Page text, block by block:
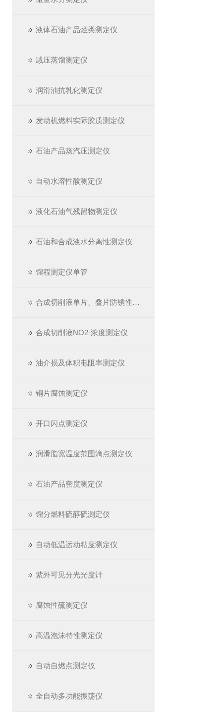
液体石油产品烃类测定仪
减压蒸馏测定仪
润滑油抗乳化测定仪
发动机燃料实际胶质测定仪
石油产品蒸汽压测定仪
自动水溶性酸测定仪
液化石油气残留物测定仪
石油和合成液水分离性测定仪
馏程测定仪单管
合成切削液单片、叠片防锈性测定仪
合成切削液NO2-浓度测定仪
油介损及体积电阻率测定仪
铜片腐蚀测定仪
开口闪点测定仪
润滑脂宽温度范围滴点测定仪
石油产品密度测定仪
馏分燃料硫醇硫测定仪
自动低温运动粘度测定仪
紫外可见分光光度计
腐蚀性硫测定仪
高温泡沫特性测定仪
自动自燃点测定仪
全自动多功能振荡仪